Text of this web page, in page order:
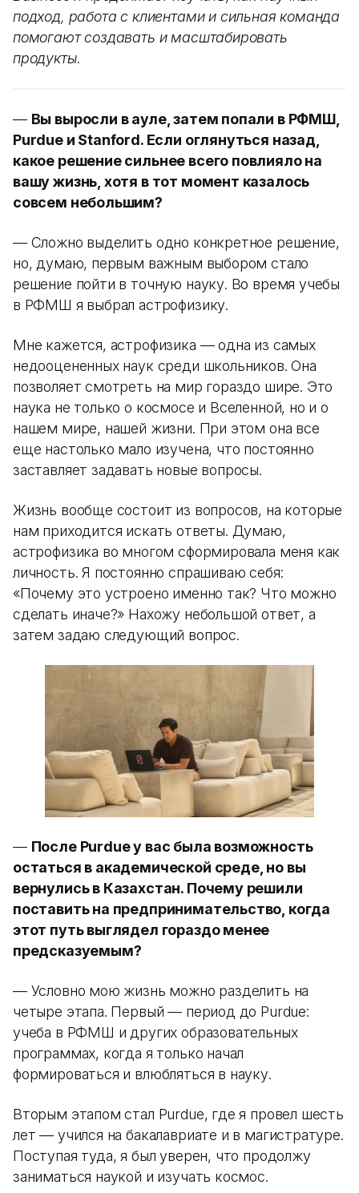
подход, работа с клиентами и сильная команда
помогают создавать и масштабировать
продукты.
— Вы выросли в ауле, затем попали в РФМШ,
Purdue и Stanford. Если оглянуться назад,
какое решение сильнее всего повлияло на
вашу жизнь, хотя в тот момент казалось
совсем небольшим?
— Сложно выделить одно конкретное решение,
но, думаю, первым важным выбором стало
решение пойти в точную науку. Во время учебы
в РФМШ я выбрал астрофизику.
Мне кажется, астрофизика — одна из самых
недооцененных наук среди школьников. Она
позволяет смотреть на мир гораздо шире. Это
наука не только о космосе и Вселенной, но и о
нашем мире, нашей жизни. При этом она все
еще настолько мало изучена, что постоянно
заставляет задавать новые вопросы.
Жизнь вообще состоит из вопросов, на которые
нам приходится искать ответы. Думаю,
астрофизика во многом сформировала меня как
личность. Я постоянно спрашиваю себя:
«Почему это устроено именно так? Что можно
сделать иначе?» Нахожу небольшой ответ, а
затем задаю следующий вопрос.
— После Purdue у вас была возможность
остаться в академической среде, но вы
вернулись в Казахстан. Почему решили
поставить на предпринимательство, когда
этот путь выглядел гораздо менее
предсказуемым?
— Условно мою жизнь можно разделить на
четыре этапа. Первый — период до Purdue:
учеба в РФМШ и других образовательных
программах, когда я только начал
формироваться и влюбляться в науку.
Вторым этапом стал Purdue, где я провел шесть
лет — учился на бакалавриате и в магистратуре.
Поступая туда, я был уверен, что продолжу
заниматься наукой и изучать космос.